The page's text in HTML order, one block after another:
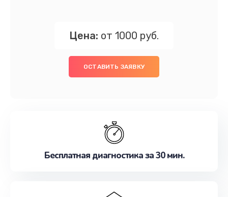
Цена: от 1000 руб.
ОСТАВИТЬ ЗАЯВКУ
Бесплатная диагностика за 30 мин.